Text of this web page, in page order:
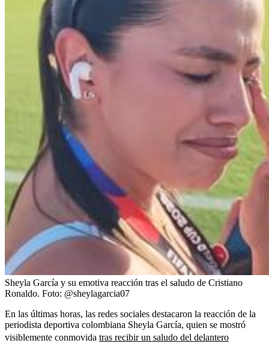
Sheyla García y su emotiva reacción tras el saludo de Cristiano
Ronaldo. Foto: @sheylagarcia07
En las últimas horas, las redes sociales destacaron la reacción de la
periodista deportiva colombiana Sheyla García, quien se mostró
visiblemente conmovida tras recibir un saludo del delantero